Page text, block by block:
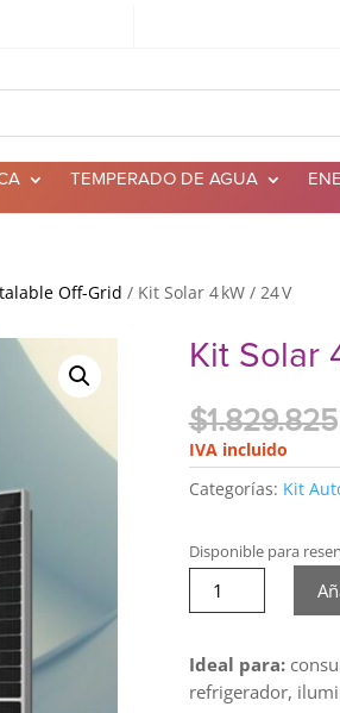
TEMPERADO DE AGUA
Off-Grid / Kit Solar 4 kW / 24 V
Kit Solar
$1.829.825
IVA incluido
Categorías: Kit
Disponible para
Solar
/
24 V
Ideal para:
refrigerador,